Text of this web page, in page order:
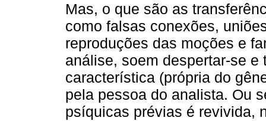
Mas, o que são as
como falsas conexões,
reproduções das moções e
análise, soem despertar-se
característica (própria do
pela pessoa do analista. Ou
psíquicas prévias é revivida,